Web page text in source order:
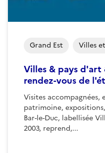
Villes & pays
rendez-vous de
Visites accompagnées,
patrimoine,
Bar-le-Duc, labellisée
2003, reprend,...
Grand Est Villes